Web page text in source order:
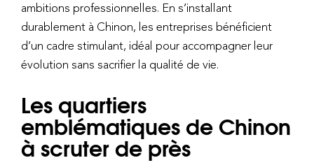
ambitions professionnelles. En s’installant
durablement à Chinon, les entreprises bénéficient
d’un cadre stimulant, idéal pour accompagner leur
évolution sans sacrifier la qualité de vie.
Les quartiers
emblématiques de Chinon
à scruter de près